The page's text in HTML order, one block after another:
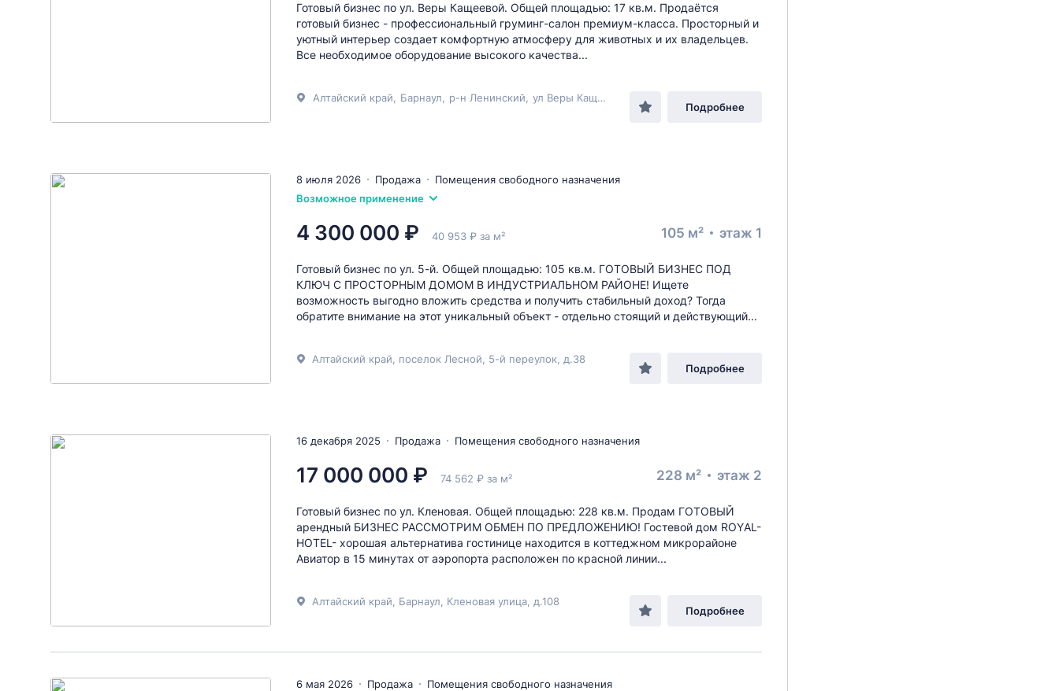
Готовый бизнес по ул. Веры Кащеевой. Общей площадью: 17 кв.м. Продаётся
готовый бизнес - профессиональный груминг-салон премиум-класса. Просторный и
уютный интерьер создает комфортную атмосферу для животных и их владельцев.
Все необходимое оборудование высокого качества...
Алтайский край Барнаул р-н Ленинский ул Веры Кащеевой
Подробнее
8 июля 2026 Продажа
Помещения свободного назначения
Возможное применение
4 300 000 ₽ 40 953 ₽ за м² 105 м² этаж 1
Готовый бизнес по ул. 5-й. Общей площадью: 105 кв.м. ГОТОВЫЙ БИЗНЕС ПОД
КЛЮЧ С ПРОСТОРНЫМ ДОМОМ В ИНДУСТРИАЛЬНОМ РАЙОНЕ! Ищете
возможность выгодно вложить средства и получить стабильный доход? Тогда
обратите внимание на этот уникальный объект - отдельно стоящий и действующий...
Алтайский край, поселок Лесной, 5-й переулок, д.38
Подробнее
16 декабря 2025 Продажа Помещения свободного назначения
17 000 000 ₽ 74 562 ₽ за м² 228 м² этаж 2
Готовый бизнес по ул. Кленовая. Общей площадью: 228 кв.м. Продам ГОТОВЫЙ
арендный БИЗНЕС РАССМОТРИМ ОБМЕН ПО ПРЕДЛОЖЕНИЮ! Гостевой дом RОYАL-
HОTЕL- хорошая альтернатива гостинице находится в коттеджном микрорайоне
Авиатор в 15 минутах от аэропорта расположен по красной линии...
Алтайский край, Барнаул, Кленовая улица, д.108
Подробнее
6 мая 2026 Продажа Помещения свободного назначения